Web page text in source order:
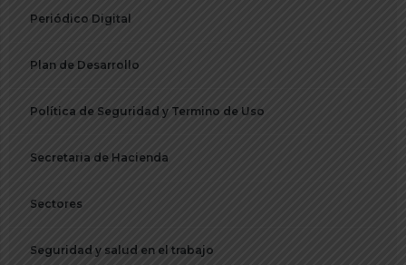
Periódico Digital
Plan de Desarrollo
Política de Seguridad y Termino de Uso
Secretaria de Hacienda
Sectores
Seguridad y salud en el trabajo